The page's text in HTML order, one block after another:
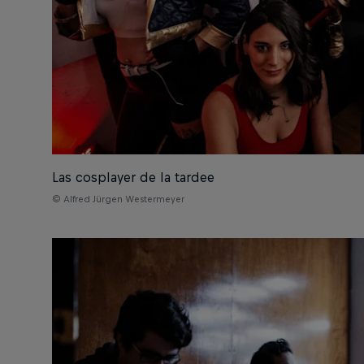
Las cosplayer de la tardee
© Alfred Jürgen Westermeyer